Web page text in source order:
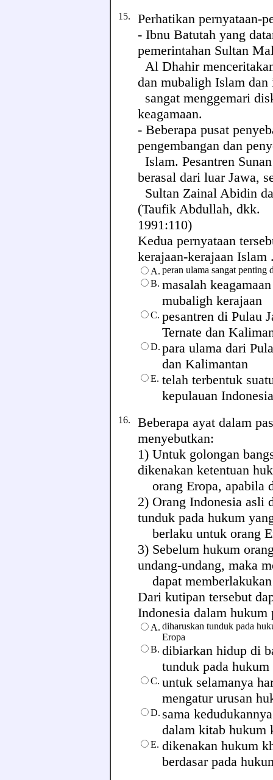
15. Perhatikan pernyataan-
- Ibnu Batutah yang
pemerintahan Sultan
Al Dhahir
dan mubaligh Islam dan
sangat menggemari
keagamaan.
- Beberapa pusat
pengembangan dan
Islam. Pesantren
berasal dari luar Jawa,
Sultan Zainal Abidin
(Taufik Abdullah, dkk.
1991:110)
Kedua pernyataan
kerajaan-kerajaan Islam
A. peran ulama sangat penting
B. masalah
mubaligh kerajaan
C. pesantren di Pulau
Ternate dan
D. para ulama dari
dan Kalimantan
E. telah terbentuk
kepulauan Indonesia
16. Beberapa ayat dalam
menyebutkan:
1) Untuk golongan
dikenakan ketentuan
orang Eropa, apabila
2) Orang Indonesia asli
tunduk pada hukum
berlaku untuk orang
3) Sebelum hukum
undang-undang, maka
dapat
Dari kutipan tersebut
Indonesia dalam
A. diharuskan tunduk pada
Eropa
B. dibiarkan hidup di
tunduk pada hukum
C. untuk selamanya
mengatur urusan
D. sama
dalam kitab hukum
E. dikenakan hukum
berdasar pada